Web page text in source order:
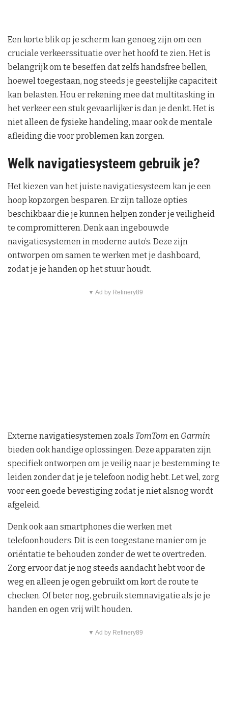
Een korte blik op je scherm kan genoeg zijn om een
cruciale verkeerssituatie over het hoofd te zien. Het is
belangrijk om te beseffen dat zelfs handsfree bellen,
hoewel toegestaan, nog steeds je geestelijke capaciteit
kan belasten. Hou er rekening mee dat multitasking in
het verkeer een stuk gevaarlijker is dan je denkt. Het is
niet alleen de fysieke handeling, maar ook de mentale
afleiding die voor problemen kan zorgen.
Welk navigatiesysteem gebruik je?
Het kiezen van het juiste navigatiesysteem kan je een
hoop kopzorgen besparen. Er zijn talloze opties
beschikbaar die je kunnen helpen zonder je veiligheid
te compromitteren. Denk aan ingebouwde
navigatiesystemen in moderne auto’s. Deze zijn
ontworpen om samen te werken met je dashboard,
zodat je je handen op het stuur houdt.
▼ Ad by Refinery89
Externe navigatiesystemen zoals TomTom en Garmin
bieden ook handige oplossingen. Deze apparaten zijn
specifiek ontworpen om je veilig naar je bestemming te
leiden zonder dat je je telefoon nodig hebt. Let wel, zorg
voor een goede bevestiging zodat je niet alsnog wordt
afgeleid.
Denk ook aan smartphones die werken met
telefoonhouders. Dit is een toegestane manier om je
oriëntatie te behouden zonder de wet te overtreden.
Zorg ervoor dat je nog steeds aandacht hebt voor de
weg en alleen je ogen gebruikt om kort de route te
checken. Of beter nog, gebruik stemnavigatie als je je
handen en ogen vrij wilt houden.
▼ Ad by Refinery89